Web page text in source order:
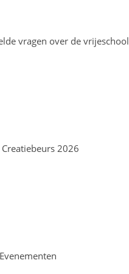
vragen over de vrijeschool
2026